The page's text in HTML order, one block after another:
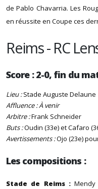
de Pablo Chavarria. Les
en réussite en Coupe ces
Reims - RC
Score : 2-0, fin du
Lieu :Stade Auguste Delaune
Affluence : À venir
Arbitre :Frank Schneider
Buts :Oudin (33e) et Cafaro
Avertissements :Ojo (23e)
Les compositions :
Stade de Reims :Mendy